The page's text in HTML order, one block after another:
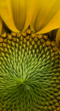
て下さいね。 ...